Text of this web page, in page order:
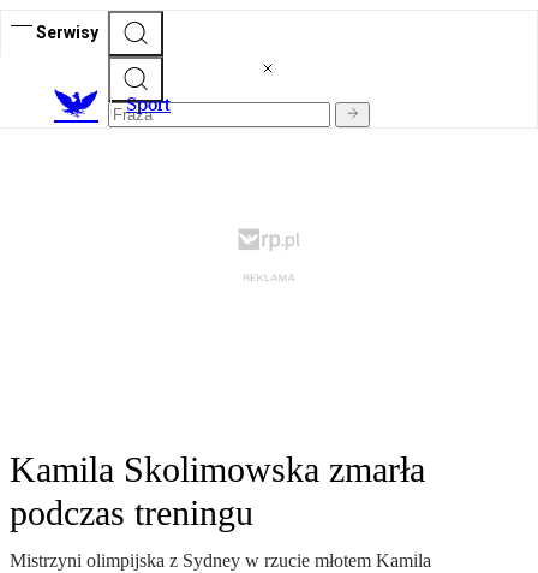
Serwisy
Sport
Kamila Skolimowska zmarła
podczas treningu
Mistrzyni olimpijska z Sydney w rzucie młotem Kamila